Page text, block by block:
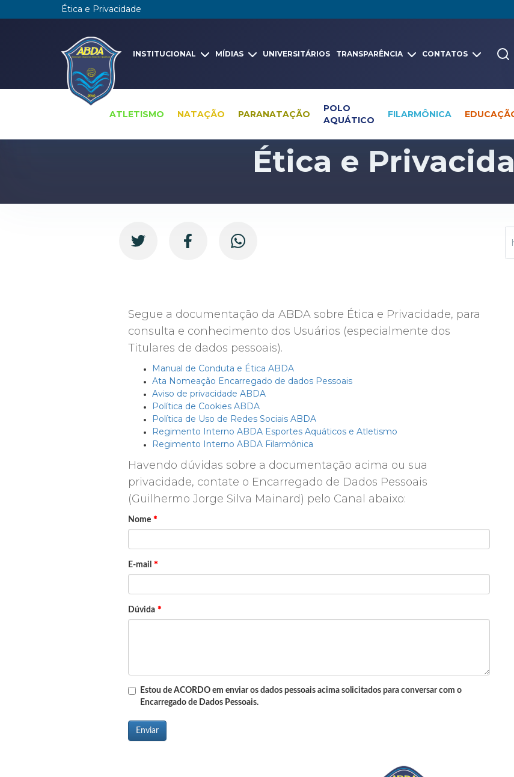
Ética e Privacidade
INSTITUCIONAL MÍDIAS UNIVERSITÁRIOS TRANSPARÊNCIA CONTATOS
ATLETISMO NATAÇÃO PARANATAÇÃO
POLO
AQUÁTICO
FILARMÔNICA
Ética e Privacidade
Ética e
Segue a documentação da ABDA sobre Ética e Privacidade, para
consulta e conhecimento dos Usuários (especialmente dos
Titulares de dados pessoais).
Manual de Conduta e Ética ABDA
Ata Nomeação Encarregado de dados Pessoais
Aviso de privacidade ABDA
Política de Cookies ABDA
Política de Uso de Redes Sociais ABDA
Regimento Interno ABDA Esportes Aquáticos e Atletismo
Regimento Interno ABDA Filarmônica
Havendo dúvidas sobre a documentação acima ou sua
privacidade, contate o Encarregado de Dados Pessoais
(Guilhermo Jorge Silva Mainard) pelo Canal abaixo:
Nome *
E-mail *
Dúvida *
Estou de ACORDO em enviar os dados pessoais acima solicitados para conversar com o
Encarregado de Dados Pessoais.